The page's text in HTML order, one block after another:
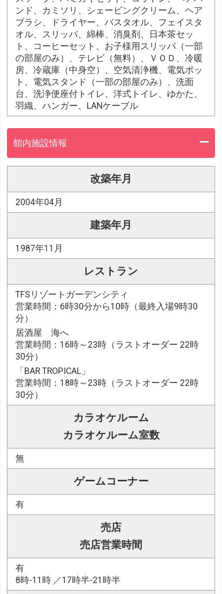
ンド、カミソリ、シェービングクリーム、ヘア
ブラシ、ドライヤー、バスタオル、フェイスタ
オル、スリッパ、綿棒、消臭剤、日本茶セッ
ト、コーヒーセット、お子様用スリッパ（一部
の部屋のみ）、テレビ（無料）、ＶＯＤ、冷暖
房、冷蔵庫（中身空）、空気清浄機、電気ポッ
ト、電気スタンド（一部の部屋のみ）、洗面
台、洗浄便座付トイレ、洋式トイレ、ゆかた、
羽織、ハンガー、LANケーブル
館内施設情報
改築年月
2004年04月
建築年月
1987年11月
レストラン
TFSリゾートガーデンシティ
営業時間：6時30分から10時（最終入場9時30
分）
居酒屋 海へ
営業時間：16時～23時（ラストオーダー 22時
30分）
「BAR TROPICAL」
営業時間：18時～23時（ラストオーダー 22時
30分）
カラオケルーム
カラオケルーム室数
無
ゲームコーナー
有
売店
売店営業時間
有
8時-11時 ／17時半-21時半